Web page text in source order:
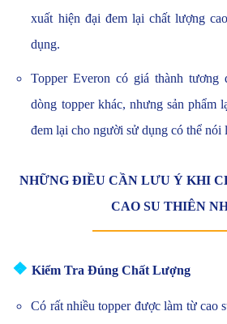
xuất hiện đại đem lại chất lượng
dụng.
Topper Everon có giá thành
dòng topper khác, nhưng sản phẩm
đem lại cho người sử dụng có thể nói
NHỮNG ĐIỀU CẦN LƯU Ý KHI
CAO SU THIÊN
❖ Kiểm Tra Đúng Chất Lượng
Có rất nhiều topper được làm từ cao